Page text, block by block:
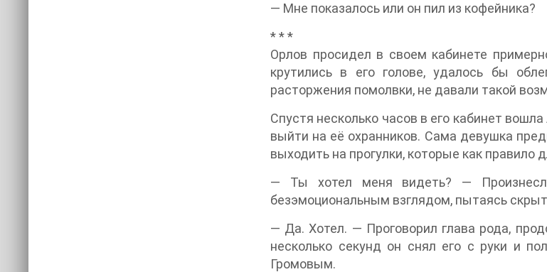
— Мне показалось или он пил из кофейника?
* * *
Орлов просидел в своем кабинете
крутились в его голове, удалось бы
расторжения помолвки, не давали такой
Спустя несколько часов в его кабинет
выйти на её охранников. Сама девушка
выходить на прогулки, которые как правило
— Ты хотел меня видеть? —
безэмоциональным взглядом, пытаясь
— Да. Хотел. — Проговорил глава рода,
несколько секунд он снял его с руки и
Громовым.